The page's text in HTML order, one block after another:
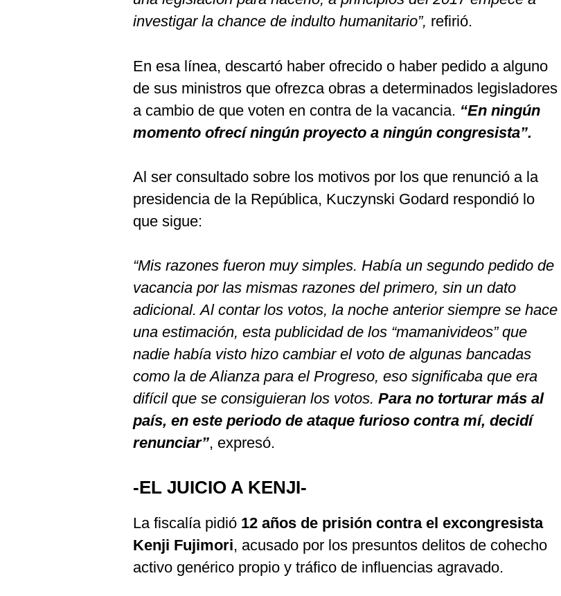
investigar la chance de indulto humanitario”, refirió.
En esa línea, descartó haber ofrecido o haber pedido a alguno
de sus ministros que ofrezca obras a determinados legisladores
a cambio de que voten en contra de la vacancia. “En ningún
momento ofrecí ningún proyecto a ningún congresista”.
Al ser consultado sobre los motivos por los que renunció a la
presidencia de la República, Kuczynski Godard respondió lo
que sigue:
“Mis razones fueron muy simples. Había un segundo pedido de
vacancia por las mismas razones del primero, sin un dato
adicional. Al contar los votos, la noche anterior siempre se hace
una estimación, esta publicidad de los “mamanivideos” que
nadie había visto hizo cambiar el voto de algunas bancadas
como la de Alianza para el Progreso, eso significaba que era
difícil que se consiguieran los votos. Para no torturar más al
país, en este periodo de ataque furioso contra mí, decidí
renunciar”, expresó.
-EL JUICIO A KENJI-
La fiscalía pidió 12 años de prisión contra el excongresista
Kenji Fujimori, acusado por los presuntos delitos de cohecho
activo genérico propio y tráfico de influencias agravado.